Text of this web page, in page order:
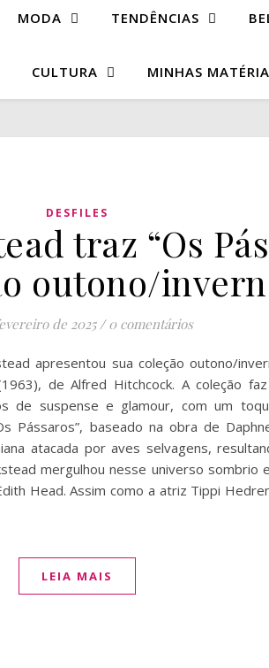
MODA TENDÊNCIAS
CULTURA MINHAS
DESFILES
traz “Os
outono/
de 2025 / 0 comentários
apresentou sua coleção outono/
de Alfred Hitchcock. A coleção
de suspense e glamour, com um
Pássaros”, baseado na obra de
atacada por aves selvagens,
mergulhou nesse universo sombrio
Head. Assim como a atriz Tippi
LEIA MAIS